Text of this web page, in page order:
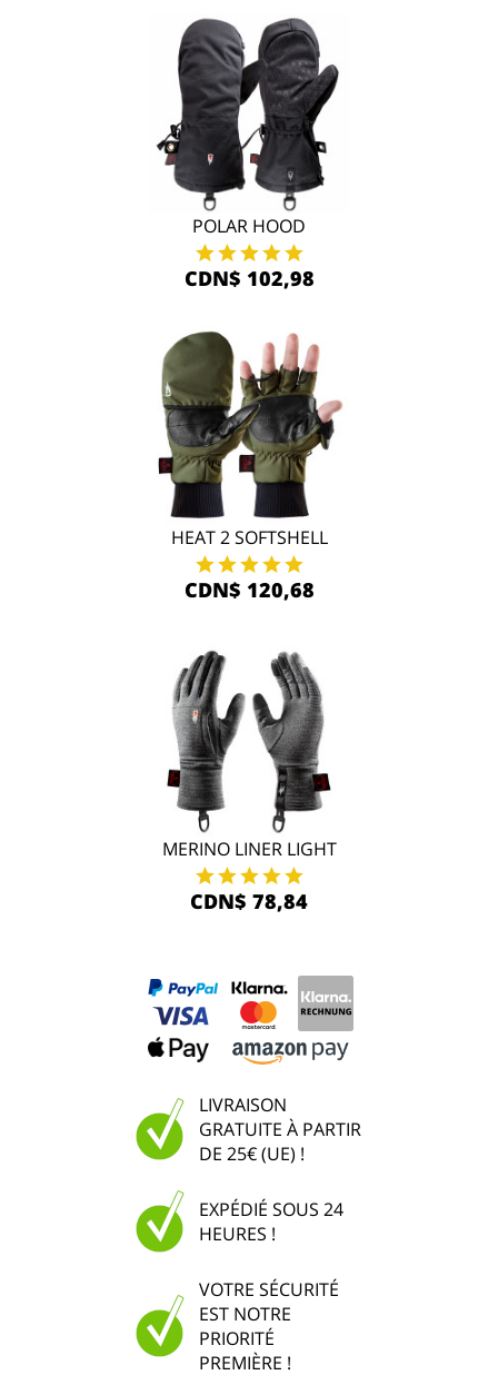
POLAR HOOD
CDN$ 102,98
HEAT 2 SOFTSHELL
CDN$ 120,68
MERINO LINER LIGHT
CDN$ 78,84
LIVRAISON
GRATUITE À PARTIR
DE 25€ (UE) !
EXPÉDIÉ SOUS 24
HEURES !
VOTRE SÉCURITÉ
EST NOTRE
PRIORITÉ
PREMIÈRE !